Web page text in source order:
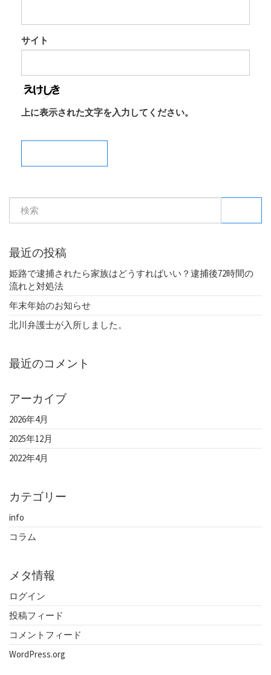
サイト
上に表示された文字を入力してください。
最近の投稿
姫路で逮捕されたら家族はどうすればいい？逮捕後72時間の
流れと対処法
年末年始のお知らせ
北川弁護士が入所しました。
最近のコメント
アーカイブ
2026年4月
2025年12月
2022年4月
カテゴリー
info
コラム
メタ情報
ログイン
投稿フィード
コメントフィード
WordPress.org